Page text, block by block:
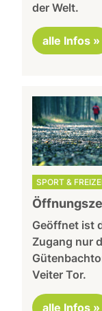
der Welt.
alle Infos »
SPORT &
Geöffnet ist
Zugang nur
Veiter Tor.
alle Infos »